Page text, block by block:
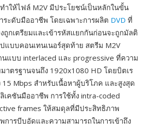
ำให้ไฟล์ M2V มีประโยชน์เป็นหลักในขั้น
ระดับมืออาชีพ โดยเฉพาะการผลิต DVD ที่
ถูกเตรียมและเข้ารหัสแยกกันก่อนจะถูกมัลติ
แบบคอนเทนเนอร์สุดท้าย สตรีม M2V
แบบ interlaced และ progressive ที่ความ
าตรฐานจนถึง 1920x1080 HD โดยบิตเร
15 Mbps สำหรับเนื้อหาผู้บริโภค และสูงสุด
เคชันมืออาชีพ การใช้ทั้ง intra-coded
frames ให้สมดุลที่มีประสิทธิภาพ
การบีบอัดและความสามารถในการเข้าถึง